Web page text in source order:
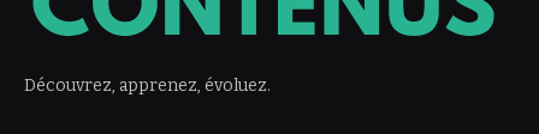
Découvrez, apprenez, évoluez.